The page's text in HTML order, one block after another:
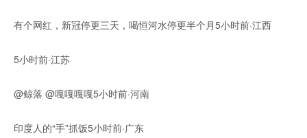
有个网红，新冠停更三天，喝恒河水停更半个月5小时前·江西
5小时前·江苏
@鲸落 @嘎嘎嘎嘎5小时前·河南
印度人的“手”抓饭5小时前·广东